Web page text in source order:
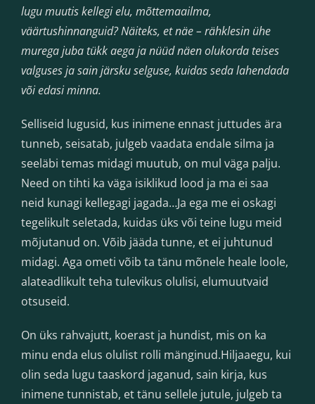
lugu muutis kellegi elu, mõttemaailma,
väärtushinnanguid? Näiteks, et näe – rähklesin ühe
murega juba tükk aega ja nüüd näen olukorda teises
valguses ja sain järsku selguse, kuidas seda lahendada
või edasi minna.
Selliseid lugusid, kus inimene ennast juttudes ära
tunneb, seisatab, julgeb vaadata endale silma ja
seeläbi temas midagi muutub, on mul väga palju.
Need on tihti ka väga isiklikud lood ja ma ei saa
neid kunagi kellegagi jagada…Ja ega me ei oskagi
tegelikult seletada, kuidas üks või teine lugu meid
mõjutanud on. Võib jääda tunne, et ei juhtunud
midagi. Aga ometi võib ta tänu mõnele heale loole,
alateadlikult teha tulevikus olulisi, elumuutvaid
otsuseid.
On üks rahvajutt, koerast ja hundist, mis on ka
minu enda elus olulist rolli mänginud.Hiljaaegu, kui
olin seda lugu taaskord jaganud, sain kirja, kus
inimene tunnistab, et tänu sellele jutule, julgeb ta